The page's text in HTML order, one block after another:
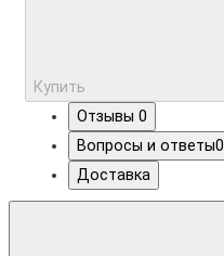
Купить
Отзывы 0
Вопросы и ответы0
Доставка